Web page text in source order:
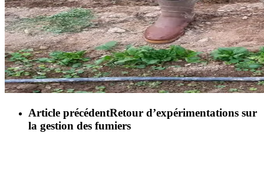
Article précédentRetour d’expérimentations sur
la gestion des fumiers